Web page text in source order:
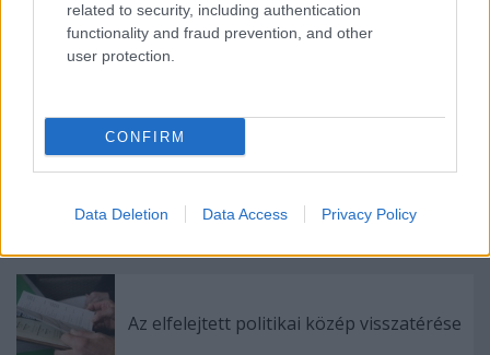
related to security, including authentication
functionality and fraud prevention, and other
user protection.
CONFIRM
Data Deletion Data Access Privacy Policy
Ajánlott bejegyzések:
Orbán a határon innen és túl
Az elfelejtett politikai közép visszatérése